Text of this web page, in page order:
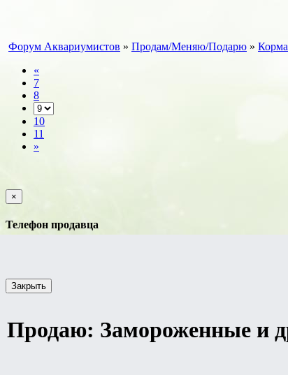
Форум Аквариумистов » Продам/Меняю/Подарю »
«
7
8
10
11
»
×
Телефон продавца
Закрыть
Продаю: Замороженные и